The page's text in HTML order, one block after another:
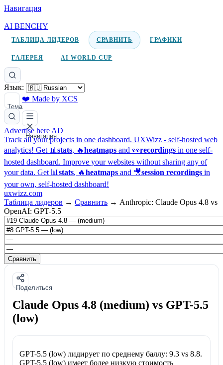
Навигация
AI BENCHY
ТАБЛИЦА ЛИДЕРОВ СРАВНИТЬ ГРАФИКИ
ГАЛЕРЕЯ AI WORLD CUP
Язык:
Тема
❤️ Made by XCS
Навигация
Advertise here AD
Track all your projects in one dashboard. UXWizz - self-hosted web
analytics! Get 📊 stats, 🔥heatmaps and 👀recordings in one self-
hosted dashboard. Improve your websites without sharing any of
your data. Get 📊 stats, 🔥heatmaps and 🎥session recordings in
your own, self-hosted dashboard!
uxwizz.com
Таблица лидеров → Сравнить → Anthropic: Claude Opus 4.8 vs
OpenAI: GPT-5.5
Сравнить
Поделиться
Claude Opus 4.8 (medium) vs GPT-5.5
(low)
GPT-5.5 (low)лидирует по среднему баллу: 9.3vs 8.8.
GPT-5.5 (low)имеет более низкую стоимость